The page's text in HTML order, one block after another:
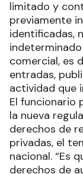
limitado y
previamente
identificadas,
comercial, es
entradas,
actividad que
El funcionario
la nueva
derechos de
privadas, el
nacional. “Es
derechos de